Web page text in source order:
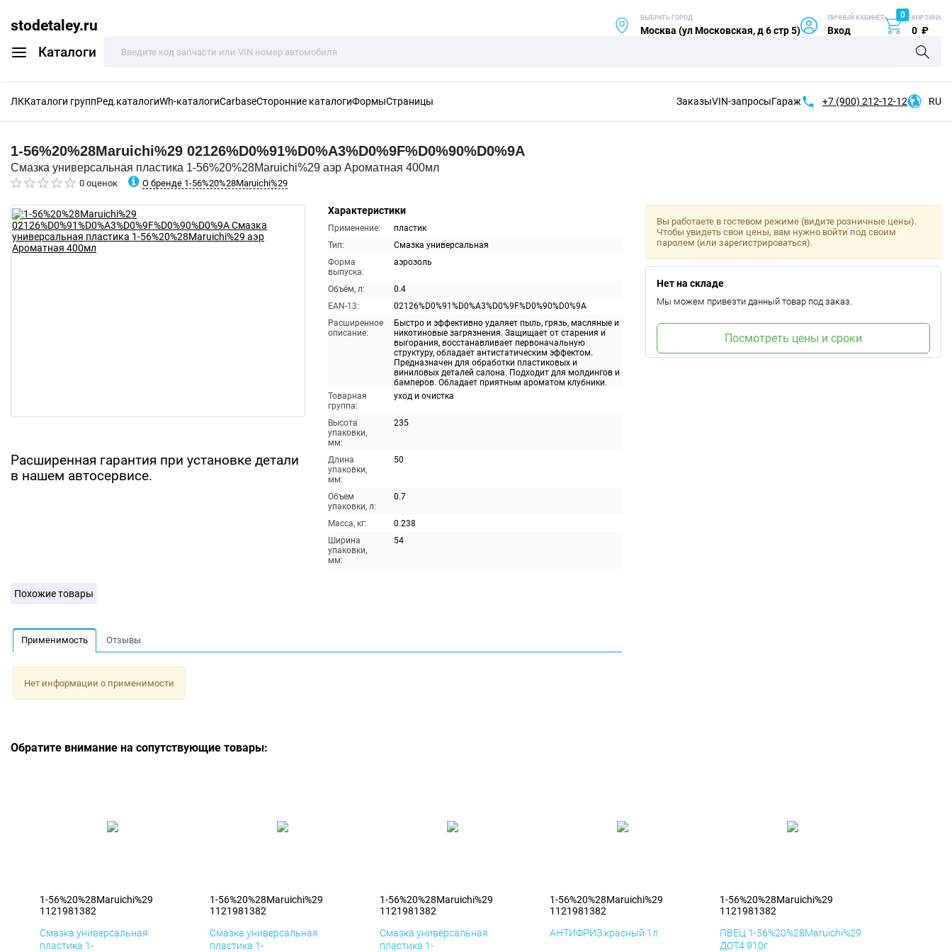
stodetaley.ru
Каталоги
ВЫБРАТЬ ГОРОД
Москва (ул Московская, д 6 стр 5)
ЛИЧНЫЙ КАБИНЕТ
Вход
0 КОРЗИНА
0 ₽
ЛККаталоги группРед.каталогиWh-каталогиCarbaseСторонние каталогиФормыСтраницы ЗаказыVIN-запросыГараж +7 (900) 212-12-12 RU
1-56%20%28Maruichi%29 02126%D0%91%D0%A3%D0%9F%D0%90%D0%9A
Смазка универсальная пластика 1-56%20%28Maruichi%29 аэр Ароматная 400мл
0 оценок О бренде 1-56%20%28Maruichi%29
Расширенная гарантия при установке детали
в нашем автосервисе.
Характеристики
Применение:
пластик
Тип:
Смазка универсальная
Форма
выпуска:
аэрозоль
Объём, л:
0.4
EAN-13:
02126%D0%91%D0%A3%D0%9F%D0%90%D0%9A
Расширенное
описание:
Быстро и эффективно удаляет пыль, грязь, масляные и
никотиновые загрязнения. Защищает от старения и
выгорания, восстанавливает первоначальную
структуру, обладает антистатическим эффектом.
Предназначен для обработки пластиковых и
виниловых деталей салона. Подходит для молдингов и
бамперов. Обладает приятным ароматом клубники.
Товарная
группа:
уход и очистка
Высота
упаковки,
мм:
235
Длина
упаковки,
мм:
50
Объем
упаковки, л:
0.7
Масса, кг:
0.238
Ширина
упаковки,
мм:
54
Вы работаете в гостевом режиме (видите розничные цены).
Чтобы увидеть свои цены, вам нужно войти под своим
паролем (или зарегистрироваться).
Нет на складе
Мы можем привезти данный товар под заказ.
Посмотреть цены и сроки
Похожие товары
Применимость Отзывы
Нет информации о применимости
Обратите внимание на сопутствующие товары:
1-56%20%28Maruichi%29
1121981382
Смазка универсальная
пластика 1-
1-56%20%28Maruichi%29
1121981382
Смазка универсальная
пластика 1-
1-56%20%28Maruichi%29
1121981382
Смазка универсальная
пластика 1-
1-56%20%28Maruichi%29
1121981382
АНТИФРИЗ красный 1л.
1-56%20%28Maruichi%29
1121981382
ПВЕЦ 1-56%20%28Maruichi%29
ДОТ4 910г